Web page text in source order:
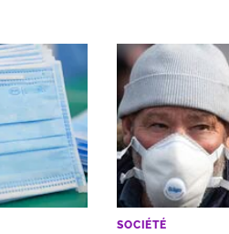
SOCIÉTÉ